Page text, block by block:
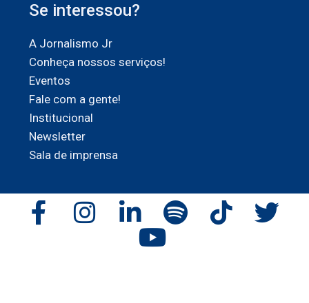
Se interessou?
A Jornalismo Jr
Conheça nossos serviços!
Eventos
Fale com a gente!
Institucional
Newsletter
Sala de imprensa